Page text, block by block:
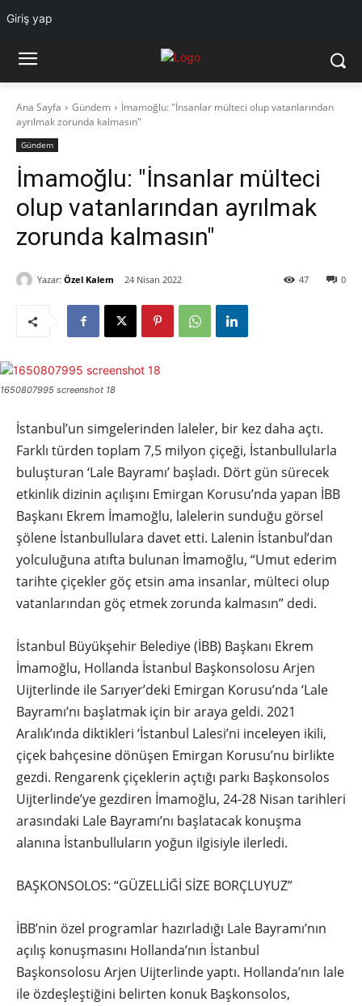
Ana Sayfa Gündem
İmamoğlu: "İnsanlar mülteci olup vatanlarından
ayrılmak zorunda kalmasın"
Gündem
İmamoğlu: "İnsanlar mülteci
olup vatanlarından ayrılmak
zorunda kalmasın"
Yazar: Özel Kalem 24 Nisan 2022 0
47
1650807995 screenshot 18
İstanbul’un simgelerinden laleler, bir kez daha açtı.
Farklı türden toplam 7,5 milyon çiçeği, İstanbullularla
buluşturan ‘Lale Bayramı’ başladı. Dört gün sürecek
etkinlik dizinin açılışını Emirgan Korusu’nda yapan İBB
Başkanı Ekrem İmamoğlu, lalelerin sunduğu görsel
şölene İstanbullulara davet etti. Lalenin İstanbul’dan
yolculuğuna atıfta bulunan İmamoğlu, “Umut ederim
tarihte çiçekler göç etsin ama insanlar, mülteci olup
vatanlarından göç etmek zorunda kalmasın” dedi.
İstanbul Büyükşehir Belediye (İBB) Başkanı Ekrem
İmamoğlu, Hollanda İstanbul Başkonsolosu Arjen
Uijterlinde ile Sarıyer’deki Emirgan Korusu’nda ‘Lale
Bayramı’nı başlatmak için bir araya geldi. 2021
Aralık’ında diktikleri ‘İstanbul Lalesi’ni inceleyen ikili,
çiçek bahçesine dönüşen Emirgan Korusu’nu birlikte
gezdi. Rengarenk çiçeklerin açtığı parkı Başkonsolos
Uijterlinde’ye gezdiren İmamoğlu, 24-28 Nisan tarihleri
arasındaki Lale Bayramı’nı başlatacak konuşma
alanına İstanbulluların yoğun ilgisiyle ilerledi.
BAŞKONSOLOS: “GÜZELLİĞİ SİZE BORÇLUYUZ”
İBB’nin özel programlar hazırladığı Lale Bayramı’nın
açılış konuşmasını Hollanda’nın İstanbul
Başkonsolosu Arjen Uijterlinde yaptı. Hollanda’nın lale
ile özdeşleştiğini belirten konuk Başkonsolos,
Giriş yap